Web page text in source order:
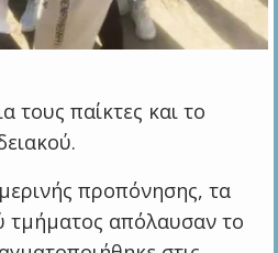
τους παίκτες και το
προπόνησης, τα
τμήματος απόλαυσαν το